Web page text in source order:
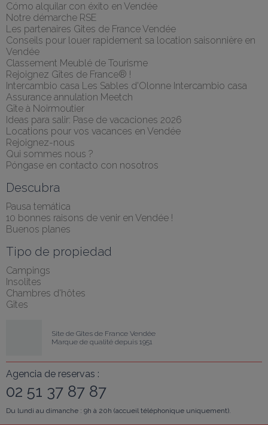
Cómo alquilar con éxito en Vendée
Notre démarche RSE
Les partenaires Gites de France Vendée
Conseils pour louer rapidement sa location saisonnière en
Vendée
Classement Meublé de Tourisme
Rejoignez Gîtes de France® !
Intercambio casa Les Sables d'Olonne Intercambio casa
Assurance annulation Meetch
Gîte à Noirmoutier
Ideas para salir: Pase de vacaciones 2026
Locations pour vos vacances en Vendée
Rejoignez-nous
Qui sommes nous ?
Póngase en contacto con nosotros
Descubra
Pausa temática
10 bonnes raisons de venir en Vendée !
Buenos planes
Tipo de propiedad
Campings
Insolites
Chambres d'hôtes
Gîtes
Site de Gîtes de France Vendée
Marque de qualité depuis 1951
Agencia de reservas :
02 51 37 87 87
Du lundi au dimanche : 9h à 20h (accueil téléphonique uniquement).